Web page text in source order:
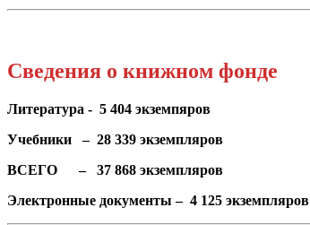
Сведения о книжном фонде
Литература - 5 404 экземпяров
Учебники – 28 339 экземпляров
ВСЕГО – 37 868 экземпляров
Электронные документы – 4 125 экземпляров